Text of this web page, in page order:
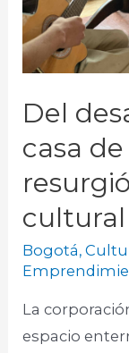
Del
casa
cultural
Bogotá,
La
espacio